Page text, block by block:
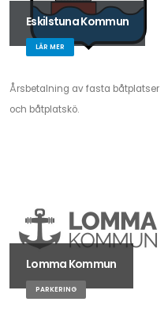
Eskilstuna Kommun
LÄR MER
Årsbetalning av fasta båtplatser
och båtplatskö.
Lomma Kommun
PARKERING